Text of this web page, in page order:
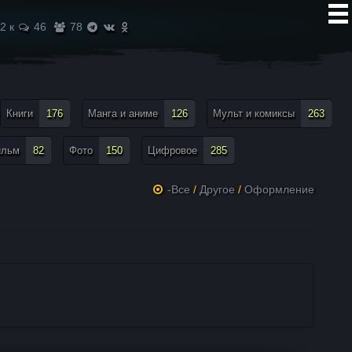
к 46 78
Книги 176 Манга и аниме 126 Мульт и комиксы 263
82 Фото 150 Цифровое 285
-Все / Другое / Оформление